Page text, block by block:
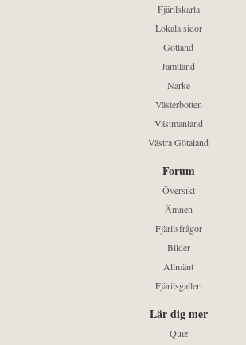
Fjärilskarta
Lokala sidor
Gotland
Jämtland
Närke
Västerbotten
Västmanland
Västra Götaland
Forum
Översikt
Ämnen
Fjärilsfrågor
Bilder
Allmänt
Fjärilsgalleri
Lär dig mer
Quiz